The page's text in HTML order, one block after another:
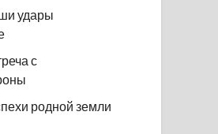
удары
с
родной земли